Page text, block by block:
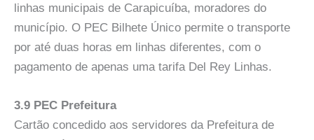
linhas municipais de Carapicuíba, moradores do
município. O PEC Bilhete Único permite o transporte
por até duas horas em linhas diferentes, com o
pagamento de apenas uma tarifa Del Rey Linhas.
3.9 PEC Prefeitura
Cartão concedido aos servidores da Prefeitura de